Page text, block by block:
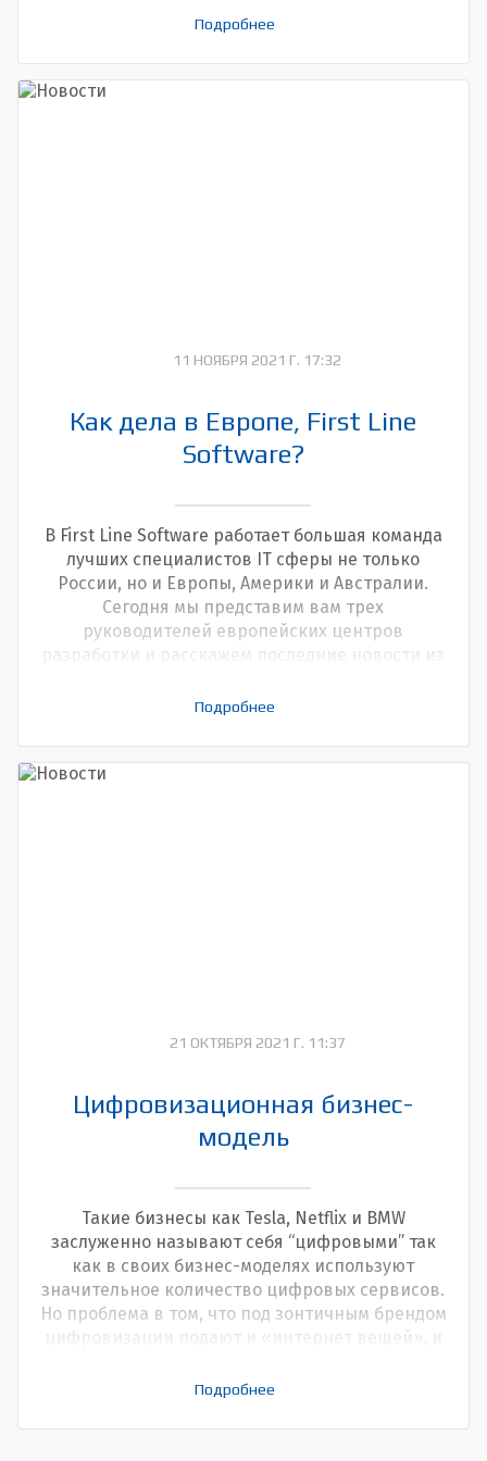
торговые предприятия меняют свои бизнес-
клиентской аудитории и среднего чека, с
Подробнее
11 НОЯБРЯ 2021 Г. 17:32
Как дела в Европе, First Line
Software?
В First Line Software работает большая команда
лучших специалистов IT сферы не только
России, но и Европы, Америки и Австралии.
Сегодня мы представим вам трех
руководителей европейских центров
разработки и расскажем последние новости из
Подробнее
21 ОКТЯБРЯ 2021 Г. 11:37
Цифровизационная бизнес-
модель
Такие бизнесы как Tesla, Netflix и BMW
заслуженно называют себя “цифровыми” так
как в своих бизнес-моделях используют
значительное количество цифровых сервисов.
Но проблема в том, что под зонтичным брендом
цифровизации подают и «интернет вещей», и
технологий, которые сами по себе хороши, но
Подробнее